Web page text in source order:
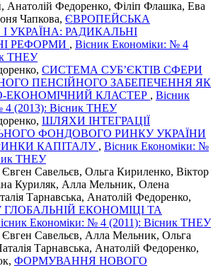
Анатолій Федоренко, Філіп Флашка, Ева
Чапкова, ЄВРОПЕЙСЬКА
І УКРАЇНА: РАДИКАЛЬНІ
РЕФОРМИ , Вісник Економіки: № 4
ТНЕУ
СИСТЕМА СУБ’ЄКТІВ СФЕРИ
ПЕНСІЙНОГО ЗАБЕПЕЧЕННЯ ЯК
ЕКОНОМІЧНИЙ КЛАСТЕР , Вісник
4 (2013): Вісник ТНЕУ
ШЛЯХИ ІНТЕГРАЦІЇ
ФОНДОВОГО РИНКУ УКРАЇНИ
КАПІТАЛУ , Вісник Економіки: №
ТНЕУ
Савельєв, Ольга Кириленко, Віктор
Куриляк, Алла Мельник, Олена
Тарнавська, Анатолій Федоренко,
ЕКОНОМІЦІ ТА
Економіки: № 4 (2011): Вісник ТНЕУ
Савельєв, Алла Мельник, Ольга
Тарнавська, Анатолій Федоренко,
ФОРМУВАННЯ НОВОГО